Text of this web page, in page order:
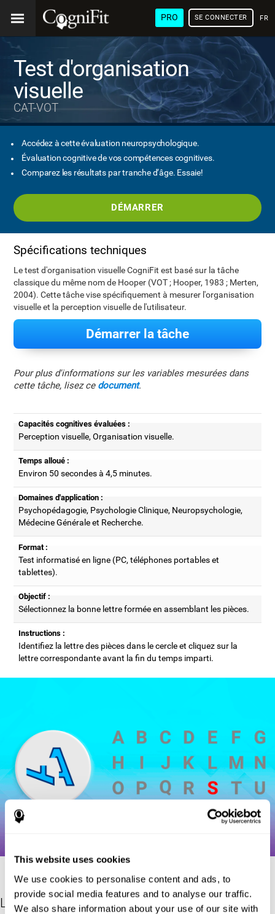
This website uses cookies
We use cookies to personalise content and ads, to
provide social media features and to analyse our traffic.
We also share information about your use of our site with
PRO SE CONNECTER
Test d'organisation
visuelle
CAT-VOT
Accédez à cette évaluation neuropsychologique.
Évaluation cognitive de vos compétences cognitives.
Comparez les résultats par tranche d’âge. Essaie!
DÉMARRER
Spécifications techniques
Le test d'organisation visuelle CogniFit est basé sur la tâche
classique du même nom de Hooper (VOT ; Hooper, 1983 ; Merten,
2004). Cette tâche vise spécifiquement à mesurer l'organisation
visuelle et la perception visuelle de l'utilisateur.
Démarrer la tâche
Pour plus d'informations sur les variables mesurées dans
cette tâche, lisez ce document.
Capacités cognitives évaluées :
Perception visuelle, Organisation visuelle.
Temps alloué :
Environ 50 secondes à 4,5 minutes.
Domaines d'application :
Psychopédagogie, Psychologie Clinique, Neuropsychologie,
Médecine Générale et Recherche.
Format :
Test informatisé en ligne (PC, téléphones portables et
tablettes).
Objectif :
Sélectionnez la bonne lettre formée en assemblant les pièces.
Instructions :
Identifiez la lettre des pièces dans le cercle et cliquez sur la
lettre correspondante avant la fin du temps imparti.
Les références